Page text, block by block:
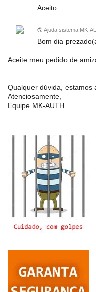
Aceito
🌎 Ajuda sistema MK-
Bom dia
Aceite meu pedido de
Qualquer dúvida, estamos
Atenciosamente,
Equipe MK-AUTH